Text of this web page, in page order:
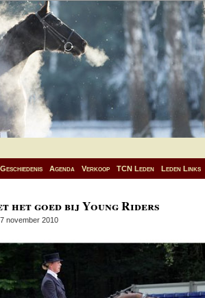
Geschiedenis Agenda Verkoop TCN Leden Leden Links
het goed bij Young Riders
november 2010